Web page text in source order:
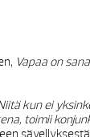
Vapaa on sana
kun ei
toimii